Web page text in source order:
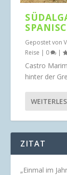
Gepostet von
Reise | 0 |
Castro
hinter der
ZITAT
„Einmal im